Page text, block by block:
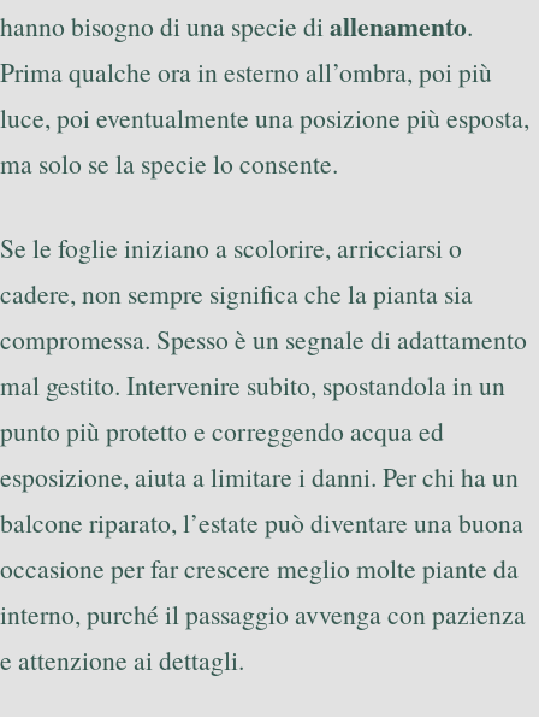
hanno bisogno di una specie diallenamento.
Prima qualche ora in esterno all’ombra, poi più
luce, poi eventualmente una posizione più esposta,
ma solo se la specie lo consente.
Se le foglie iniziano a scolorire, arricciarsi o
cadere, non sempre significa che la pianta sia
compromessa. Spesso è un segnale di adattamento
mal gestito. Intervenire subito, spostandola in un
punto più protetto e correggendo acqua ed
esposizione, aiuta a limitare i danni. Per chi ha un
balcone riparato, l’estate può diventare una buona
occasione per far crescere meglio molte piante da
interno, purché il passaggio avvenga con pazienza
e attenzione ai dettagli.